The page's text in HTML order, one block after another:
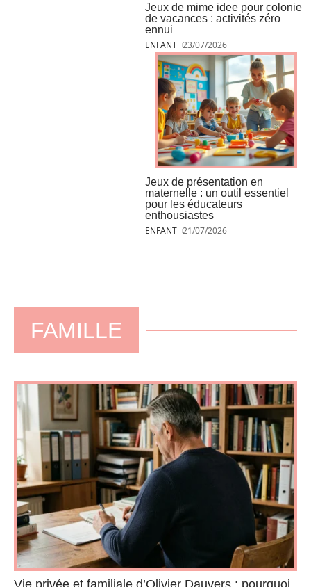
Jeux de mime idee pour colonie
de vacances : activités zéro
ennui
ENFANT 23/07/2026
Jeux de présentation en
maternelle : un outil essentiel
pour les éducateurs
enthousiastes
ENFANT 21/07/2026
FAMILLE